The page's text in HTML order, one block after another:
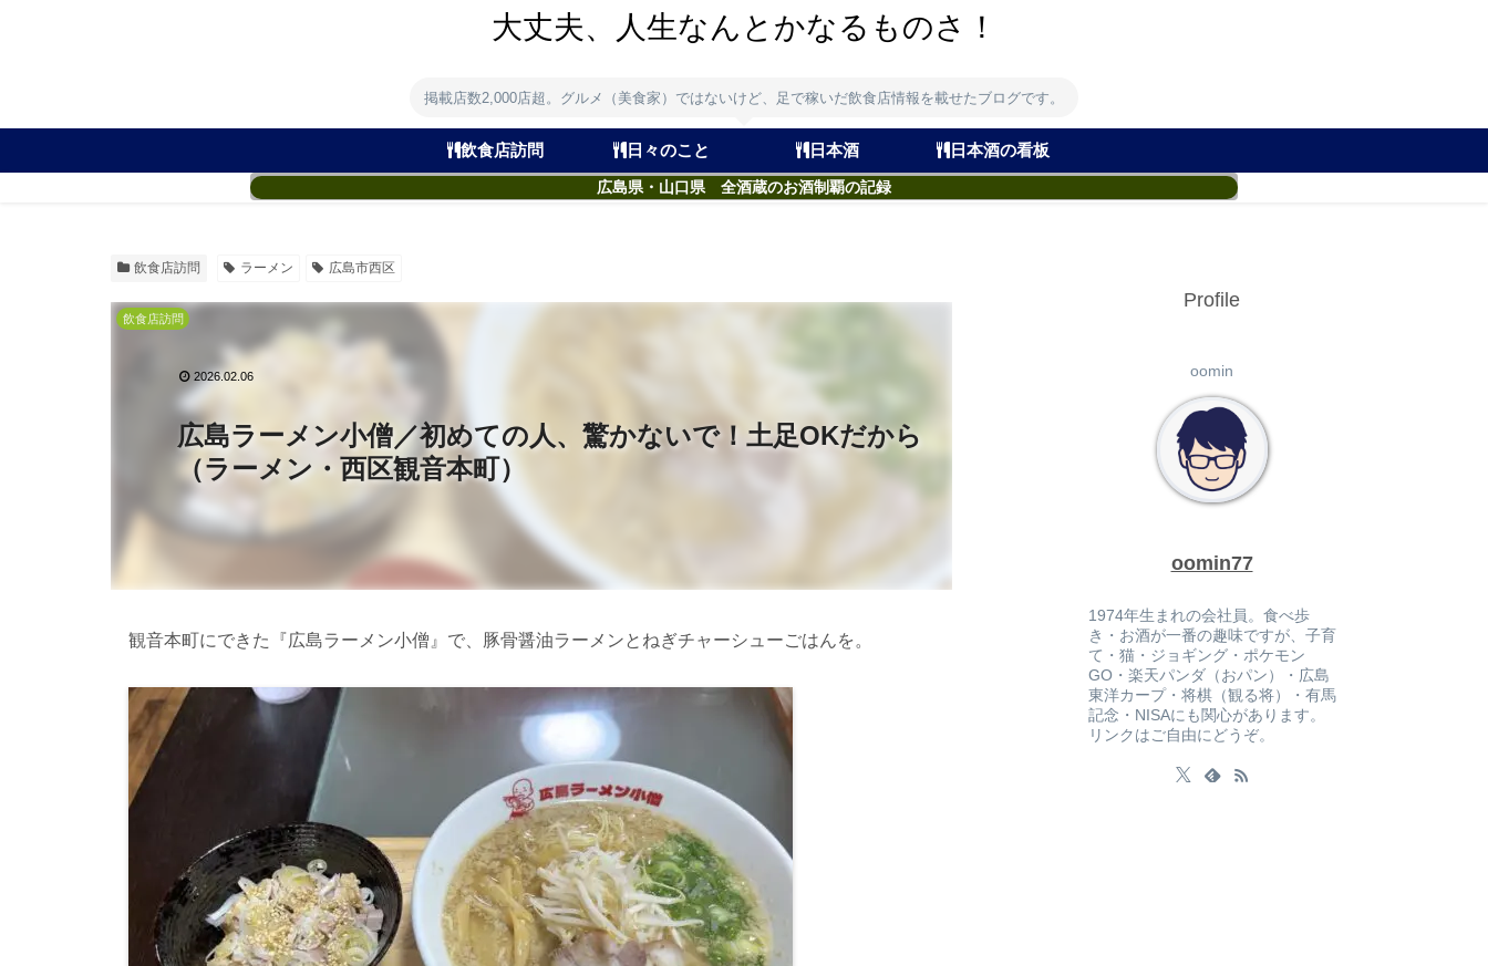
大丈夫、人生なんとかなるものさ！
掲載店数2,000店超。グルメ（美食家）ではないけど、足で稼いだ飲食店情報を載せたブログです。
飲食店訪問 日々のこと 日本酒 日本酒の看板
広島県・山口県 全酒蔵のお酒制覇の記録
飲食店訪問 ラーメン 広島市西区
広島ラーメン小僧／初めての人、驚かないで！土足OKだから
（ラーメン・西区観音本町）
飲食店訪問
2026.02.06
観音本町にできた『広島ラーメン小僧』で、豚骨醤油ラーメンとねぎチャーシューごはんを。
Profile
oomin
oomin77
1974年生まれの会社員。食べ歩
き・お酒が一番の趣味ですが、子育
て・猫・ジョギング・ポケモン
GO・楽天パンダ（おパン）・広島
東洋カープ・将棋（観る将）・有馬
記念・NISAにも関心があります。
リンクはご自由にどうぞ。